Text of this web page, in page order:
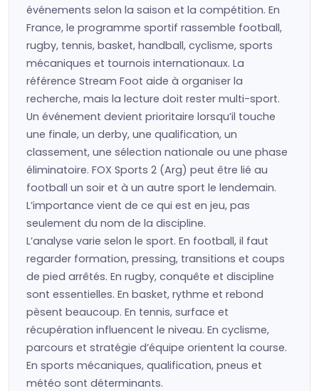
événements selon la saison et la compétition. En
France, le programme sportif rassemble football,
rugby, tennis, basket, handball, cyclisme, sports
mécaniques et tournois internationaux. La
référence Stream Foot aide à organiser la
recherche, mais la lecture doit rester multi-sport.
Un événement devient prioritaire lorsqu’il touche
une finale, un derby, une qualification, un
classement, une sélection nationale ou une phase
éliminatoire. FOX Sports 2 (Arg) peut être lié au
football un soir et à un autre sport le lendemain.
L’importance vient de ce qui est en jeu, pas
seulement du nom de la discipline.
L’analyse varie selon le sport. En football, il faut
regarder formation, pressing, transitions et coups
de pied arrêtés. En rugby, conquête et discipline
sont essentielles. En basket, rythme et rebond
pèsent beaucoup. En tennis, surface et
récupération influencent le niveau. En cyclisme,
parcours et stratégie d’équipe orientent la course.
En sports mécaniques, qualification, pneus et
météo sont déterminants.